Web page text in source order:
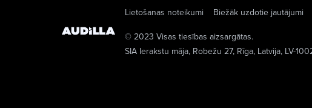
Lietošanas noteikumi Biežāk uzdotie jautājumi
© 2023 Visas tiesības aizsargātas.
SIA Ierakstu māja, Robežu 27, Rīga, Latvija, LV-